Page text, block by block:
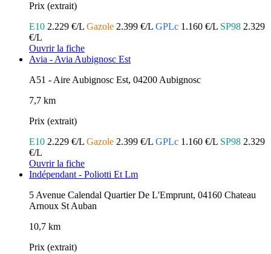
Prix (extrait)
E10 2.229 €/L Gazole 2.399 €/L GPLc 1.160 €/L SP98 2.329
€/L
Ouvrir la fiche
Avia - Avia Aubignosc Est
A51 - Aire Aubignosc Est, 04200 Aubignosc
7,7 km
Prix (extrait)
E10 2.229 €/L Gazole 2.399 €/L GPLc 1.160 €/L SP98 2.329
€/L
Ouvrir la fiche
Indépendant - Poliotti Et Lm
5 Avenue Calendal Quartier De L'Emprunt, 04160 Chateau
Arnoux St Auban
10,7 km
Prix (extrait)